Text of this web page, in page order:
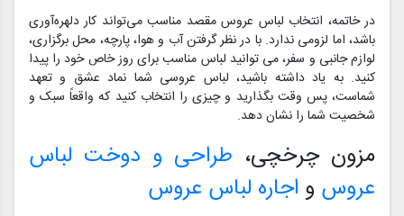
در خاتمه، انتخاب لباس عروس مقصد مناسب می‌تواند کار دلهره‌آوری
باشد، اما لزومی ندارد. با در نظر گرفتن آب و هوا، پارچه، محل برگزاری،
لوازم جانبی و سفر، می توانید لباس مناسب برای روز خاص خود را پیدا
کنید. به یاد داشته باشید، لباس عروسی شما نماد عشق و تعهد
شماست، پس وقت بگذارید و چیزی را انتخاب کنید که واقعاً سبک و
شخصیت شما را نشان دهد.
مزون چرخچی، طراحی و دوخت لباس
عروس و اجاره لباس عروس